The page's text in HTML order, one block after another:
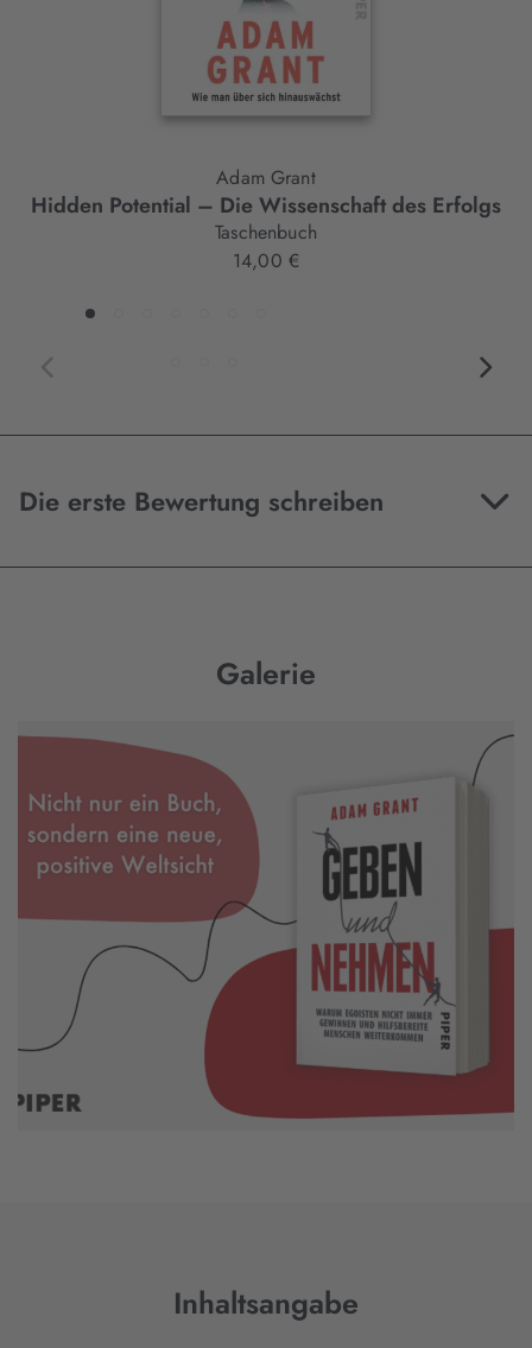
Adam Grant
Hidden Potential – Die Wissenschaft des Erfolgs
Taschenbuch
14,00 €
Die erste Bewertung schreiben
Galerie
Inhaltsangabe